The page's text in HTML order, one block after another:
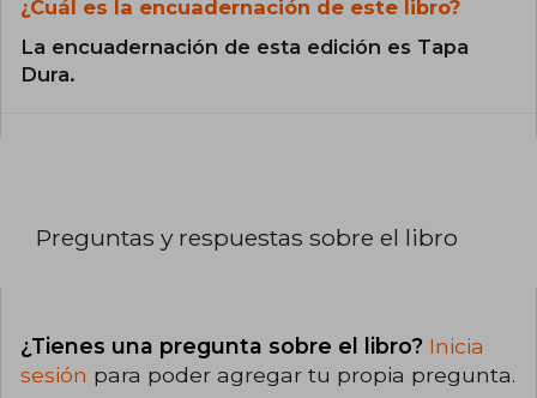
¿Cuál es la encuadernación de este libro?
La encuadernación de esta edición es Tapa
Dura.
Preguntas y respuestas sobre el libro
¿Tienes una pregunta sobre el libro? Inicia
sesión para poder agregar tu propia pregunta.